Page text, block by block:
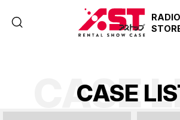
RADIO
CASE LIS
CASE